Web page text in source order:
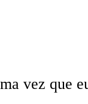
vez que